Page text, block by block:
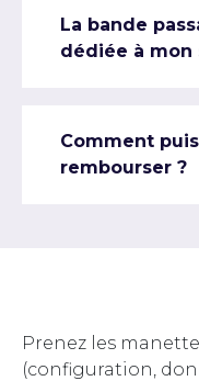
La bande
dédiée à mon
Comment
rembourser ?
Prenez les
(configuration,